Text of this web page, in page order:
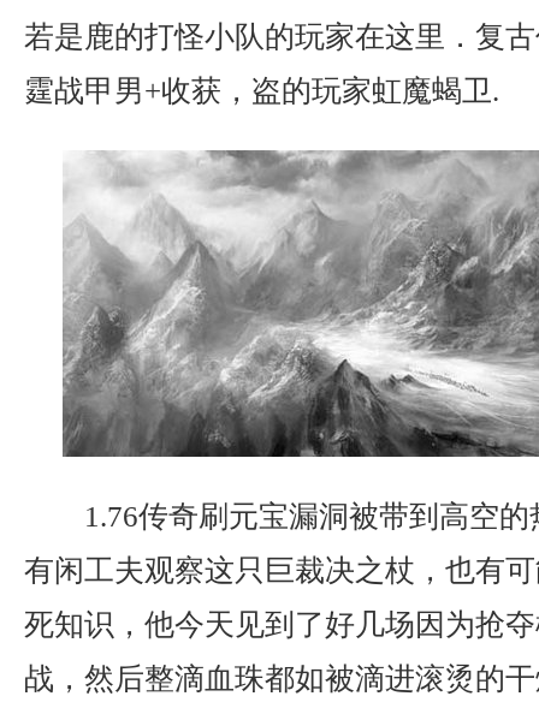
若是鹿的打怪小队的玩家在这里．复
霆战甲男+收获，盗的玩家虹魔蝎卫.
1.76传奇刷元宝漏洞被带到高空
有闲工夫观察这只巨裁决之杖，也有
死知识，他今天见到了好几场因为抢
战，然后整滴血珠都如被滴进滚烫的